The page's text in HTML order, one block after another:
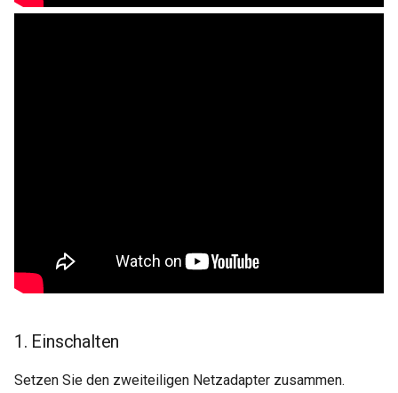
1. Einschalten
Setzen Sie den zweiteiligen Netzadapter zusammen.